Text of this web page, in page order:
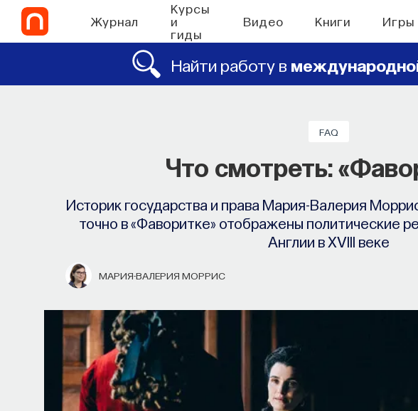
Журнал
Курсы
и
гиды
Видео Книги Игры
Найти работу в
FAQ
Что смотреть:
Историк государства и права Мария-Валерия
точно в «Фаворитке» отображены политические
Англии в XVIII веке
МАРИЯ-ВАЛЕРИЯ МОРРИС